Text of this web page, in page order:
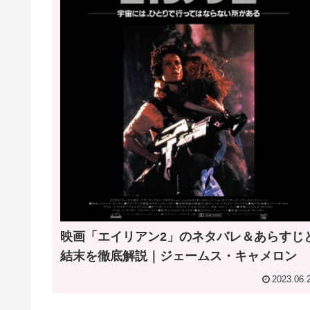
映画「エイリアン2」のネタバレ＆あらすじ
結末を徹底解説｜ジェームス・キャメロン